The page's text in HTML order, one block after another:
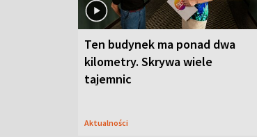
Ten budynek ma ponad dwa
kilometry. Skrywa wiele
tajemnic
Aktualności